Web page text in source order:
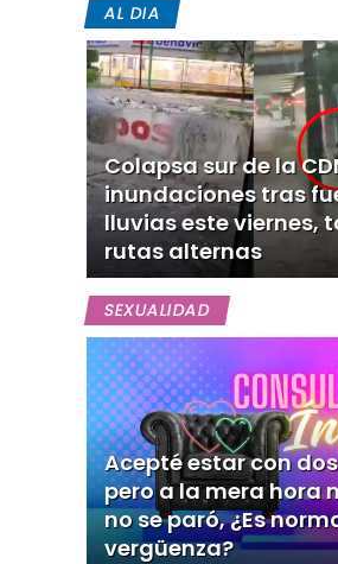
AL DIA
Colapsa sur de la
inundaciones tras
lluvias este viernes,
rutas alternas
SEXUALIDAD
Acepté estar con
pero a la mera hora
no se paró, ¿Es
vergüenza?